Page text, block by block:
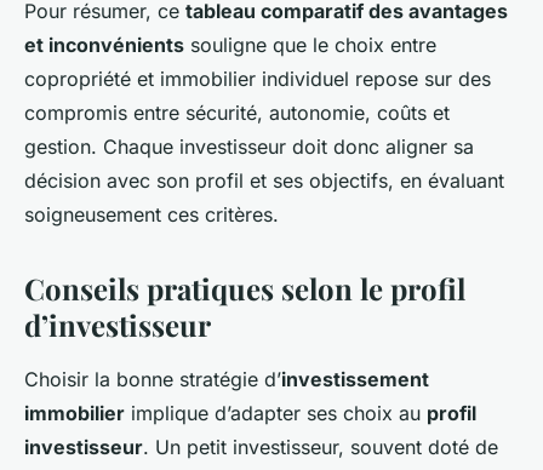
Pour résumer, ce tableau comparatif des avantages
et inconvénients souligne que le choix entre
copropriété et immobilier individuel repose sur des
compromis entre sécurité, autonomie, coûts et
gestion. Chaque investisseur doit donc aligner sa
décision avec son profil et ses objectifs, en évaluant
soigneusement ces critères.
Conseils pratiques selon le profil
d’investisseur
Choisir la bonne stratégie d’investissement
immobilier implique d’adapter ses choix au profil
investisseur. Un petit investisseur, souvent doté de